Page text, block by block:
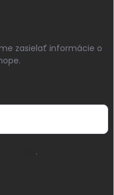
zasielať informácie o
.